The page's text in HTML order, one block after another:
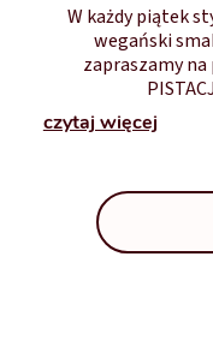
W każdy piątek
wegański
zapraszamy na
czytaj więcej